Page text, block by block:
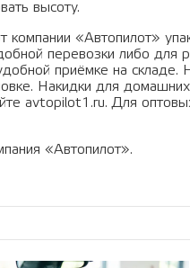
высоту.
«Автопилот»
перевозки либо
приёмке на складе.
Накидки для
avtopilot1.ru. Для
«Автопилот».